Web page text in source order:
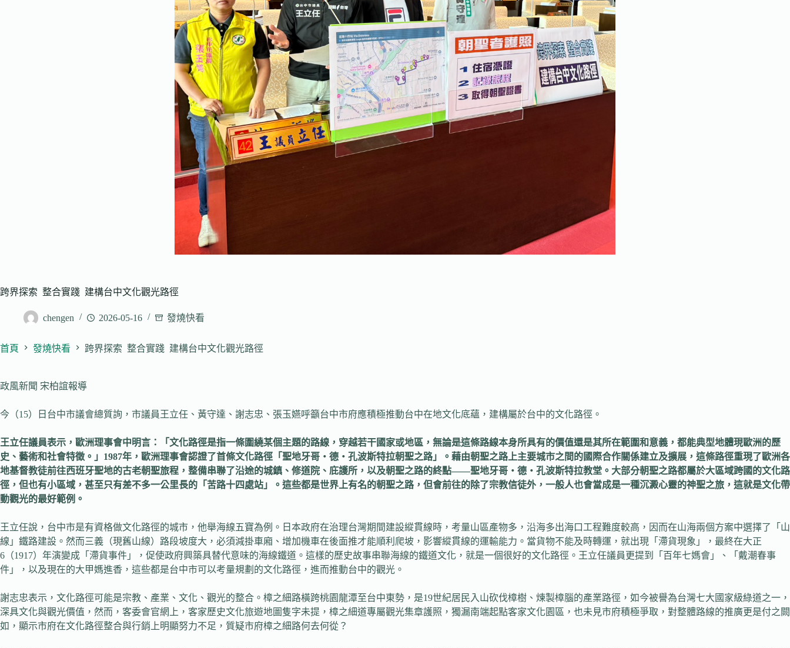
跨界探索 整合實踐 建構台中文化觀光路徑
chengen 2026-05-16 發燒快看
首頁 發燒快看 跨界探索 整合實踐 建構台中文化觀光路徑
政風新聞 宋柏誼報導
今（15）日台中市議會總質詢，市議員王立任、黃守達、謝志忠、張玉嬿呼籲台中市府應積極推動台中在地文化底蘊，建構屬於台中的文化路徑。
王立任議員表示，歐洲理事會中明言：「文化路徑是指一條圍繞某個主題的路線，穿越若干國家或地區，無論是這條路線本身所具有的價值還是其所在範圍和意義，都能典型地體現歐洲的歷
史、藝術和社會特徵。」 1987年，歐洲理事會認證了首條文化路徑「聖地牙哥‧德‧孔波斯特拉朝聖之路」。藉由朝聖之路上主要城市之間的國際合作關係建立及擴展，這條路徑重現了歐洲各
地基督教徒前往西班牙聖地的古老朝聖旅程，整備串聯了沿途的城鎮、修道院、庇護所，以及朝聖之路的終點——聖地牙哥‧德‧孔波斯特拉教堂。大部分朝聖之路都屬於大區域跨國的文化路
徑，但也有小區域，甚至只有差不多一公里長的「苦路十四處站」。這些都是世界上有名的朝聖之路，但會前往的除了宗教信徒外，一般人也會當成是一種沉澱心靈的神聖之旅，這就是文化帶
動觀光的最好範例。
王立任說，台中市是有資格做文化路徑的城市，他舉海線五寶為例。日本政府在治理台灣期間建設縱貫線時，考量山區產物多，沿海多出海口工程難度較高，因而在山海兩個方案中選擇了「山
線」鐵路建設。然而三義（現舊山線）路段坡度大，必須減掛車廂、增加機車在後面推才能順利爬坡，影響縱貫線的運輸能力。當貨物不能及時轉運，就出現「滯貨現象」，最終在大正
6（1917）年演變成「滯貨事件」，促使政府興築具替代意味的海線鐵道。這樣的歷史故事串聯海線的鐵道文化，就是一個很好的文化路徑。王立任議員更提到「百年七媽會」、「戴潮春事
件」，以及現在的大甲媽進香，這些都是台中市可以考量規劃的文化路徑，進而推動台中的觀光。
謝志忠表示，文化路徑可能是宗教、產業、文化、觀光的整合。樟之細路橫跨桃園龍潭至台中東勢，是19世紀居民入山砍伐樟樹、煉製樟腦的產業路徑，如今被譽為台灣七大國家級綠道之一，
深具文化與觀光價值，然而，客委會官網上，客家歷史文化旅遊地圖隻字未提，樟之細道專屬觀光集章護照，獨漏南端起點客家文化園區，也未見市府積極爭取，對整體路線的推廣更是付之闕
如，顯示市府在文化路徑整合與行銷上明顯努力不足，質疑市府樟之細路何去何從？